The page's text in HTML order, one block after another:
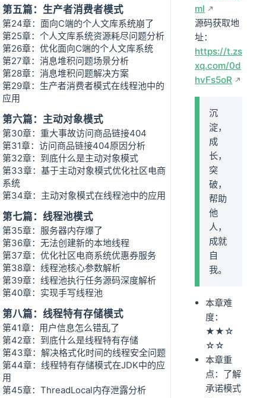
第五篇：生产者消费者模式
第24章：面向C端的个人文库系统崩了
第25章：个人文库系统资源耗尽问题分析
第26章：优化面向C端的个人文库系统
第27章：消息堆积问题场景分析
第28章：消息堆积问题解决方案
第29章：生产者消费者模式在线程池中的
应用
第六篇：主动对象模式
第30章：重大事故访问商品链接404
第31章：访问商品链接404原因分析
第32章：到底什么是主动对象模式
第33章：基于主动对象模式优化社区电商
系统
第34章：主动对象模式在线程池中的应用
第七篇：线程池模式
第35章：服务器内存爆了
第36章：无法创建新的本地线程
第37章：优化社区电商系统优惠券服务
第38章：线程池核心参数解析
第39章：线程池执行任务源码深度解析
第40章：实现手写线程池
第八篇：线程特有存储模式
第41章：用户信息怎么错乱了
第42章：到底什么是线程特有存储
第43章：解决格式化时间的线程安全问题
第44章：线程特有存储模式在JDK中的应
用
第45章：ThreadLocal内存泄露分析
ml
源码获取地
址：
https://t.zs
xq.com/0d
hvFs5oR
沉
淀，
成
长，
突
破，
帮助
他
人，
成就
自
我。
本章难
度：
★★☆
☆☆
本章重
点：了解
承诺模式